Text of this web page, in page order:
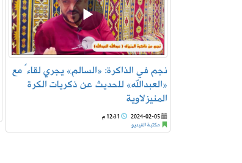
نجم في الذاكرة: «السالم» يجري لقاءً مع
«العبدالله» للحديث عن ذكريات الكرة
المنيزلاوية
2024-02-05
مكتبة الفيديو